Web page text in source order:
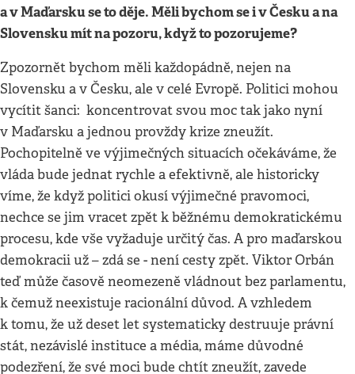
a v Maďarsku se to děje. Měli bychom se i v Česku a na
Slovensku mít na pozoru, když to pozorujeme?
Zpozornět bychom měli každopádně, nejen na
Slovensku a v Česku, ale v celé Evropě. Politici mohou
vycítit šanci: koncentrovat svou moc tak jako nyní
v Maďarsku a jednou provždy krize zneužít.
Pochopitelně ve výjimečných situacích očekáváme, že
vláda bude jednat rychle a efektivně, ale historicky
víme, že když politici okusí výjimečné pravomoci,
nechce se jim vracet zpět k běžnému demokratickému
procesu, kde vše vyžaduje určitý čas. A pro maďarskou
demokracii už – zdá se - není cesty zpět. Viktor Orbán
teď může časově neomezeně vládnout bez parlamentu,
k čemuž neexistuje racionální důvod. A vzhledem
k tomu, že už deset let systematicky destruuje právní
stát, nezávislé instituce a média, máme důvodné
podezření, že své moci bude chtít zneužít, zavede